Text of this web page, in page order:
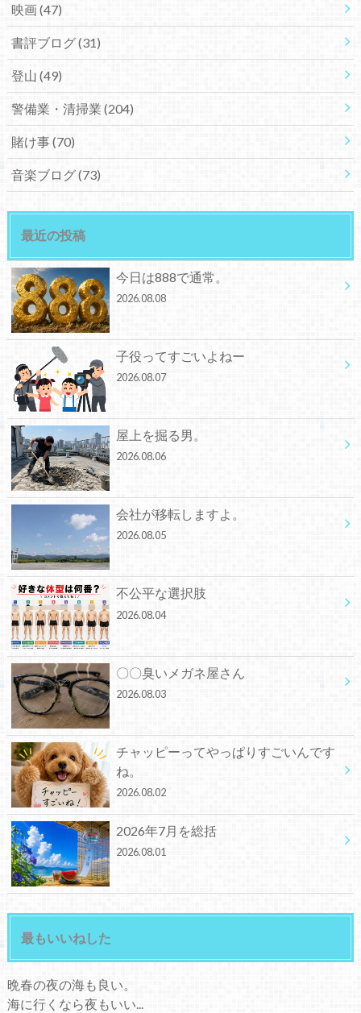
映画(47)
書評ブログ(31)
登山 (49)
警備業・清掃業 (204)
賭け事(70)
音楽ブログ(73)
最近の投稿
今日は888で通常。
2026.08.08
子役ってすごいよねー
2026.08.07
屋上を掘る男。
2026.08.06
会社が移転しますよ。
2026.08.05
不公平な選択肢
2026.08.04
〇〇臭いメガネ屋さん
2026.08.03
チャッピーってやっぱりすごいんです
ね。
2026.08.02
2026年7月を総括
2026.08.01
最もいいねした
晩春の夜の海も良い。
海に行くなら夜もいい...